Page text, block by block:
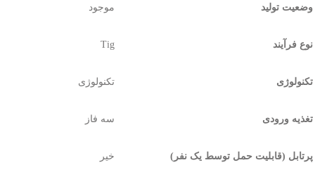
وضعیت تولید موجود
نوع فرآیند Tig
تکنولوژی تکنولوژی
تغذیه ورودی سه فاز
پرتابل (قابلیت حمل توسط یک نفر) خیر